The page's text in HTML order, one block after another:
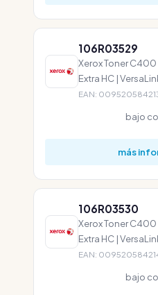
106R03529
Xerox Toner
Extra HC |
EAN:
bajo
más
106R03530
Xerox Toner
Extra HC |
EAN:
bajo